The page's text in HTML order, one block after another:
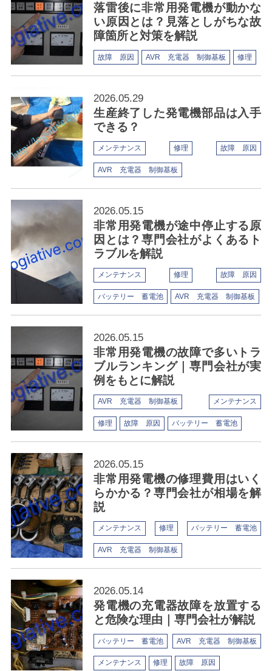
落雷後に非常用発電機が動かな
い原因とは？見落としがちな故
障箇所と対策を解説
故障 原因 AVR 充電器 制御基板 修理
2026.05.29
生産終了した発電機部品は入手
できる？
メンテナンス 修理 故障 原因
AVR 充電器 制御基板
2026.05.15
非常用発電機が途中停止する原
因とは？専門会社がよくあるト
ラブルを解説
メンテナンス 修理 故障 原因
バッテリー 蓄電池 AVR 充電器 制御基板
2026.05.15
非常用発電機の故障で多いトラ
ブルランキング｜専門会社が実
例をもとに解説
AVR 充電器 制御基板 メンテナンス
修理 故障 原因 バッテリー 蓄電池
2026.05.15
非常用発電機の修理費用はいく
らかかる？専門会社が相場を解
説
メンテナンス 修理 バッテリー 蓄電池
AVR 充電器 制御基板
2026.05.14
発電機の充電器故障を放置する
と危険な理由｜専門会社が解説
バッテリー 蓄電池 AVR 充電器 制御基板
メンテナンス 修理 故障 原因